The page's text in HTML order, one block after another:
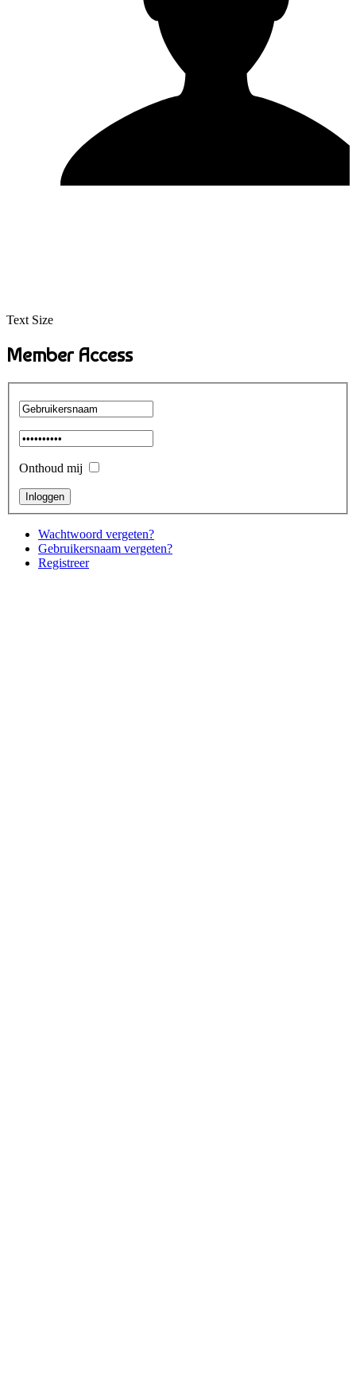
Text Size
Member Access
Onthoud mij
Wachtwoord vergeten?
Gebruikersnaam vergeten?
Registreer